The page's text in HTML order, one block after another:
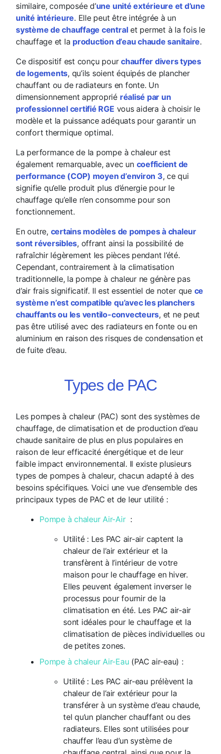
similaire, composée d’une unité extérieure et d’une
unité intérieure. Elle peut être intégrée à un
système de chauffage centralet permet à la fois le
chauffage et la production d’eau chaude sanitaire.
Ce dispositif est conçu pourchauffer divers types
de logements, qu’ils soient équipés de plancher
chauffant ou de radiateurs en fonte. Un
dimensionnement approprié réalisé par un
professionnel certifié RGE vous aidera à choisir le
modèle et la puissance adéquats pour garantir un
confort thermique optimal.
La performance de la pompe à chaleur est
également remarquable, avec un coefficient de
performance (COP) moyen d’environ 3, ce qui
signifie qu’elle produit plus d’énergie pour le
chauffage qu’elle n’en consomme pour son
fonctionnement.
En outre, certains modèles de pompes à chaleur
sont réversibles, offrant ainsi la possibilité de
rafraîchir légèrement les pièces pendant l’été.
Cependant, contrairement à la climatisation
traditionnelle, la pompe à chaleur ne génère pas
d’air frais significatif. Il est essentiel de noter que ce
système n’est compatible qu’avec les planchers
chauffants ou les ventilo-convecteurs, et ne peut
pas être utilisé avec des radiateurs en fonte ou en
aluminium en raison des risques de condensation et
de fuite d’eau.
Types de PAC
Les pompes à chaleur (PAC) sont des systèmes de
chauffage, de climatisation et de production d’eau
chaude sanitaire de plus en plus populaires en
raison de leur efficacité énergétique et de leur
faible impact environnemental. Il existe plusieurs
types de pompes à chaleur, chacun adapté à des
besoins spécifiques. Voici une vue d’ensemble des
principaux types de PAC et de leur utilité :
Pompe à chaleur Air-Air:
Utilité : Les PAC air-air captent la
chaleur de l’air extérieur et la
transfèrent à l’intérieur de votre
maison pour le chauffage en hiver.
Elles peuvent également inverser le
processus pour fournir de la
climatisation en été. Les PAC air-air
sont idéales pour le chauffage et la
climatisation de pièces individuelles ou
de petites zones.
Pompe à chaleur Air-Eau (PAC air-eau) :
Utilité : Les PAC air-eau prélèvent la
chaleur de l’air extérieur pour la
transférer à un système d’eau chaude,
tel qu’un plancher chauffant ou des
radiateurs. Elles sont utilisées pour
chauffer l’eau d’un système de